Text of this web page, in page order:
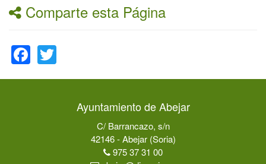
Comparte esta Página
Facebook
Ayuntamiento de Abejar
C/ Barrancazo, s/n
42146 - Abejar (Soria)
975 37 31 00